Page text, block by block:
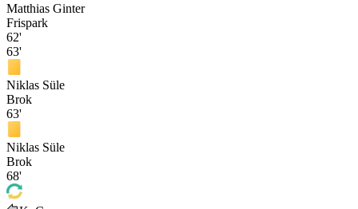
Matthias Ginter
Frispark
62'
63'
Niklas Süle
Brok
63'
Niklas Süle
Brok
68'